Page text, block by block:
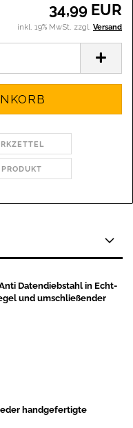
34,99 EUR
inkl. 19% MwSt. zzgl. Versand
Datendiebstahl in Echt-
und umschließender
handgefertigte